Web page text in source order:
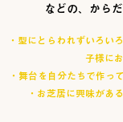
・型にとらわれずいろい
子様に
・舞台を自分たちで作っ
・お芝居に興味があ
などの、から